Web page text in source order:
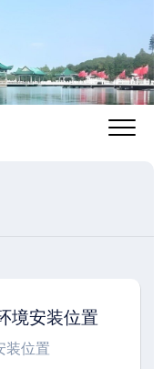
境安装位置
装位置